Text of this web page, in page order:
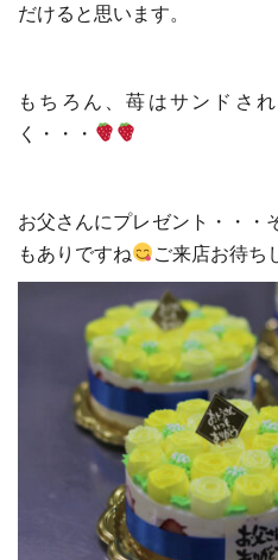
だけると思います。
もちろん、苺はサンドさ
く・・・
お父さんにプレゼント・・・
もありですね
ご来店お待ち